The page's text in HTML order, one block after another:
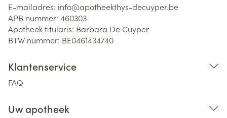
E-mailadres: info@apotheekthys-decuyper.be
APB nummer: 460303
Apotheek titularis: Barbara De Cuyper
BTW nummer: BE0461434740
Klantenservice
FAQ
Uw apotheek